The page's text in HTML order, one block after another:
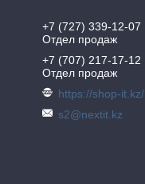
+7 (727) 339-12-07
Отдел продаж
+7 (707) 217-17-12
Отдел продаж
https://shop-it.kz/
s2@nextit.kz